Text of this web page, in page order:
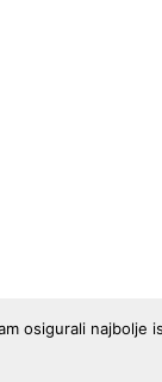
osigurali